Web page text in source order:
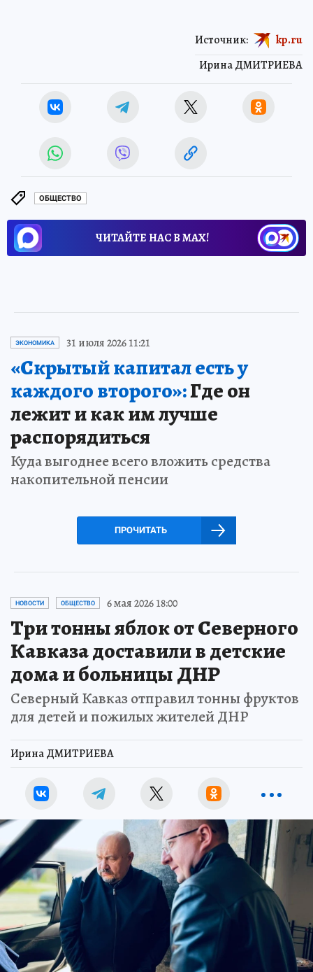
Ирина ДМИТРИЕВА
Источник: kp.ru
ОБЩЕСТВО
ЧИТАЙТЕ НАС В МАХ!
ЭКОНОМИКА 31 июля 2026 11:21
«Скрытый капитал есть у
каждого второго»:Где он
лежит и как им лучше
распорядиться
Куда выгоднее всего вложить средства
накопительной пенсии
ПРОЧИТАТЬ
НОВОСТИ ОБЩЕСТВО 6 мая 2026 18:00
Три тонны яблок от Северного
Кавказа доставили в детские
дома и больницы ДНР
Северный Кавказ отправил тонны фруктов
для детей и пожилых жителей ДНР
Ирина ДМИТРИЕВА